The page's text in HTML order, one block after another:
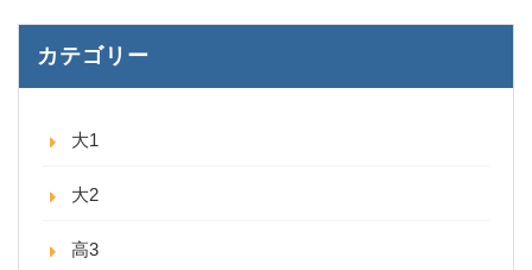
カテゴリー
大1
大2
高3